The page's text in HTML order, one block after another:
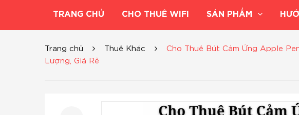
TRANG CHỦ CHO THUÊ WIFI SẢN PHẨM
Trang chủ Thuê Khác
Cho Thuê Bút Cảm Ứng Apple
Lượng, Giá Rẻ